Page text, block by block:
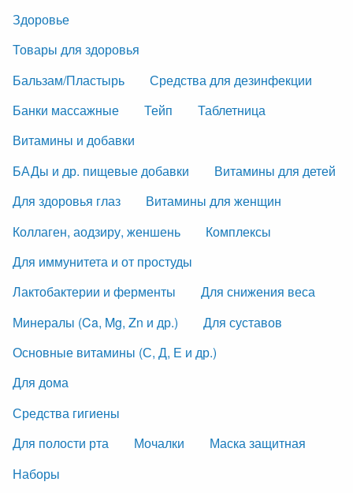
Здоровье
Товары для здоровья
Бальзам/Пластырь
Средства для дезинфекции
Банки массажные
Тейп
Таблетница
Витамины и добавки
БАДы и др. пищевые добавки
Витамины для детей
Для здоровья глаз
Витамины для женщин
Коллаген, аодзиру, женшень
Комплексы
Для иммунитета и от простуды
Лактобактерии и ферменты
Для снижения веса
Минералы (Ca, Mg, Zn и др.)
Для суставов
Основные витамины (С, Д, Е и др.)
Для дома
Средства гигиены
Для полости рта
Мочалки
Маска защитная
Наборы